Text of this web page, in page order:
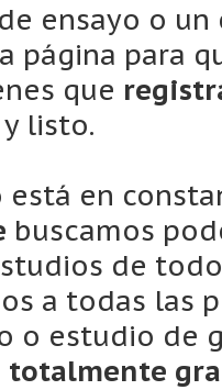
ensayo o
página para
que
listo.
en
buscamos
de
a todas las
o estudio de
totalmente